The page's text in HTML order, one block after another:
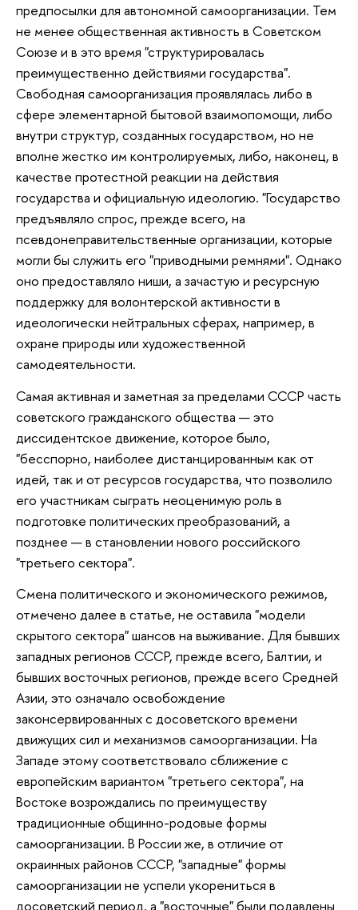
предпосылки для автономной самоорганизации. Тем
не менее общественная активность в Советском
Союзе и в это время "структурировалась
преимущественно действиями государства".
Свободная самоорганизация проявлялась либо в
сфере элементарной бытовой взаимопомощи, либо
внутри структур, созданных государством, но не
вполне жестко им контролируемых, либо, наконец, в
качестве протестной реакции на действия
государства и официальную идеологию. "Государство
предъявляло спрос, прежде всего, на
псевдонеправительственные организации, которые
могли бы служить его "приводными ремнями". Однако
оно предоставляло ниши, а зачастую и ресурсную
поддержку для волонтерской активности в
идеологически нейтральных сферах, например, в
охране природы или художественной
самодеятельности.
Самая активная и заметная за пределами СССР часть
советского гражданского общества — это
диссидентское движение, которое было,
"бесспорно, наиболее дистанцированным как от
идей, так и от ресурсов государства, что позволило
его участникам сыграть неоценимую роль в
подготовке политических преобразований, а
позднее — в становлении нового российского
"третьего сектора".
Смена политического и экономического режимов,
отмечено далее в статье, не оставила "модели
скрытого сектора" шансов на выживание. Для бывших
западных регионов СССР, прежде всего, Балтии, и
бывших восточных регионов, прежде всего Средней
Азии, это означало освобождение
законсервированных с досоветского времени
движущих сил и механизмов самоорганизации. На
Западе этому соответствовало сближение с
европейским вариантом "третьего сектора", на
Востоке возрождались по преимуществу
традиционные общинно-родовые формы
самоорганизации. В России же, в отличие от
окраинных районов СССР, "западные" формы
самоорганизации не успели укорениться в
досоветский период, а "восточные" были подавлены